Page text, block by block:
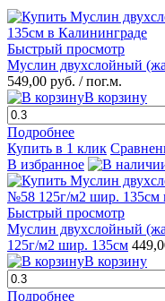
Быстрый просмотр
Муслин двухслойный
549,00 руб. / пог.м.
В корзину
Подробнее
Купить в 1 клик
В избранное
Быстрый просмотр
Муслин двухслойный
125г/м2 шир. 135см
В корзину
Подробнее